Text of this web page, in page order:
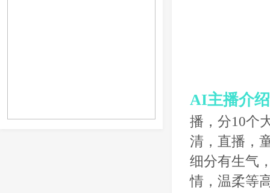
AI主播介
播，分10个
清，直播，
细分有生气
情，温柔等